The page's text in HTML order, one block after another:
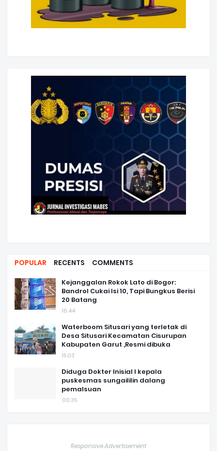
POPULAR RECENTS COMMENTS
Kejanggalan Rokok Lato di Bogor:
Bandrol Cukai Isi 10, Tapi Bungkus Berisi
20 Batang
16.44
Waterboom Situsari yang terletak di
Desa Situsari Kecamatan Cisurupan
Kabupaten Garut ,Resmi dibuka
15.03
Diduga Dokter Inisial I kepala
puskesmas sungaililin dalang
pemalsuan
00.35
Responsive Advertisement